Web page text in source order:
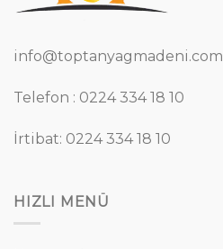
info@toptanyagmadeni.com
Telefon : 0224 334 18 10
İrtibat: 0224 334 18 10
HIZLI MENÜ